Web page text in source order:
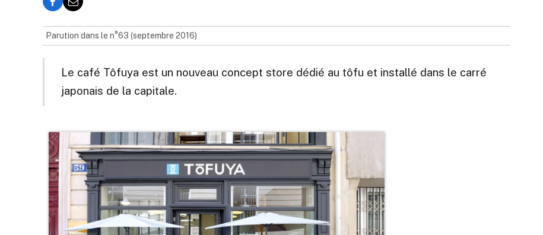
Parution dans le n°63 (septembre 2016)
Le café Tôfuya est un nouveau concept store dédié au tôfu et installé dans le carré
japonais de la capitale.